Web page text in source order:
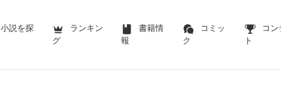
小説を探
ランキン
グ
書籍情
報
コミッ
ク
コ
ト